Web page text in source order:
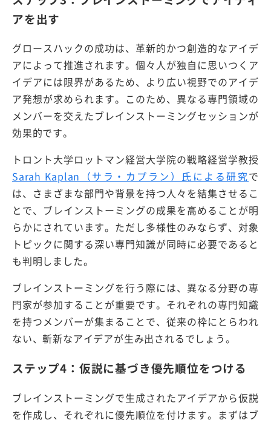
アを出す
グロースハックの成功は、革新的かつ創造的なアイデ
アによって推進されます。個々人が独自に思いつくア
イデアには限界があるため、より広い視野でのアイデ
ア発想が求められます。このため、異なる専門領域の
メンバーを交えたブレインストーミングセッションが
効果的です。
トロント大学ロットマン経営大学院の戦略経営学教授
Sarah Kaplan（サラ・カプラン）氏による研究で
は、さまざまな部門や背景を持つ人々を結集させるこ
とで、ブレインストーミングの成果を高めることが明
らかにされています。ただし多様性のみならず、対象
トピックに関する深い専門知識が同時に必要であると
も判明しました。
ブレインストーミングを行う際には、異なる分野の専
門家が参加することが重要です。それぞれの専門知識
を持つメンバーが集まることで、従来の枠にとらわれ
ない、斬新なアイデアが生み出されるでしょう。
ステップ4：仮説に基づき優先順位をつける
ブレインストーミングで生成されたアイデアから仮説
を作成し、それぞれに優先順位を付けます。まずはブ